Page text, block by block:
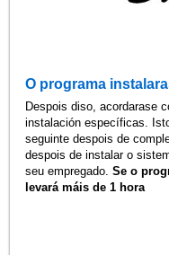
O programa
Despois diso, acordarase
instalación específicas.
seguinte despois de
despois de instalar o
seu empregado.Se o
levará máis de 1 hora